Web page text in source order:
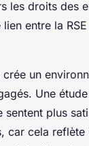
les droits des
entre la
un
Une
sentent plus
car cela